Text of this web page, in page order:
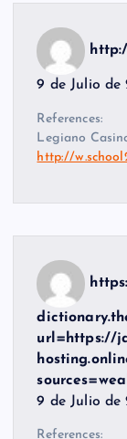
9 de Julio de
References:
Legiano
http://
url=https://
9 de Julio de
References: